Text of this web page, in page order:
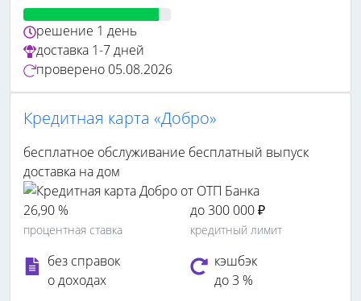
решение 1 день
доставка 1-7 дней
проверено 05.08.2026
Кредитная карта «Добро»
бесплатное обслуживание бесплатный выпуск
доставка на дом
26,90 %
процентная ставка
до 300 000 ₽
кредитный лимит
без справок
о доходах
кэшбэк
до 3 %